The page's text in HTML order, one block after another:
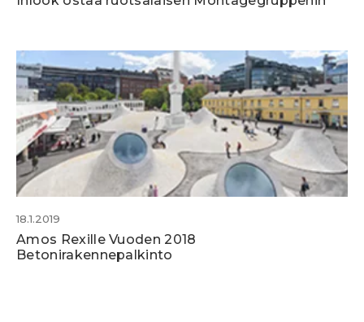
18.1.2019
Amos Rexille Vuoden 2018
Betonirakennepalkinto